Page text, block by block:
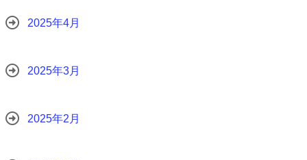
2025年4月
2025年3月
2025年2月